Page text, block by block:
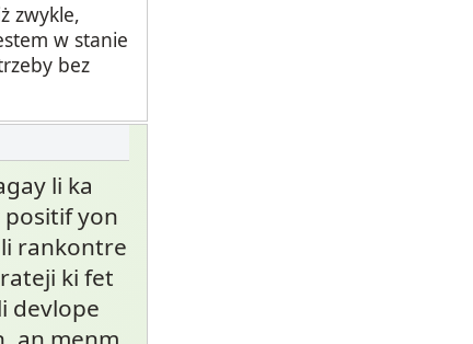
zwykle,
w stanie
bez
li ka
yon
rankontre
ki fet
devlope